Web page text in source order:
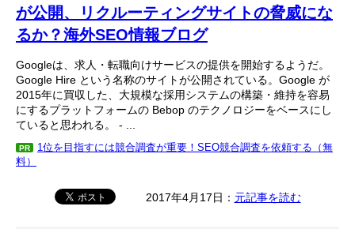
が公開、リクルーティングサイトの脅威にな
るか？海外SEO情報ブログ
Googleは、求人・転職向けサービスの提供を開始するようだ。
Google Hire という名称のサイトが公開されている。Google が
2015年に買収した、大規模な採用システムの構築・維持を容易
にするプラットフォームの Bebop のテクノロジーをベースにし
ていると思われる。 - ...
PR
1位を目指すには競合調査が重要！SEO競合調査を依頼する（無
料）
2017年4月17日： 元記事を読む